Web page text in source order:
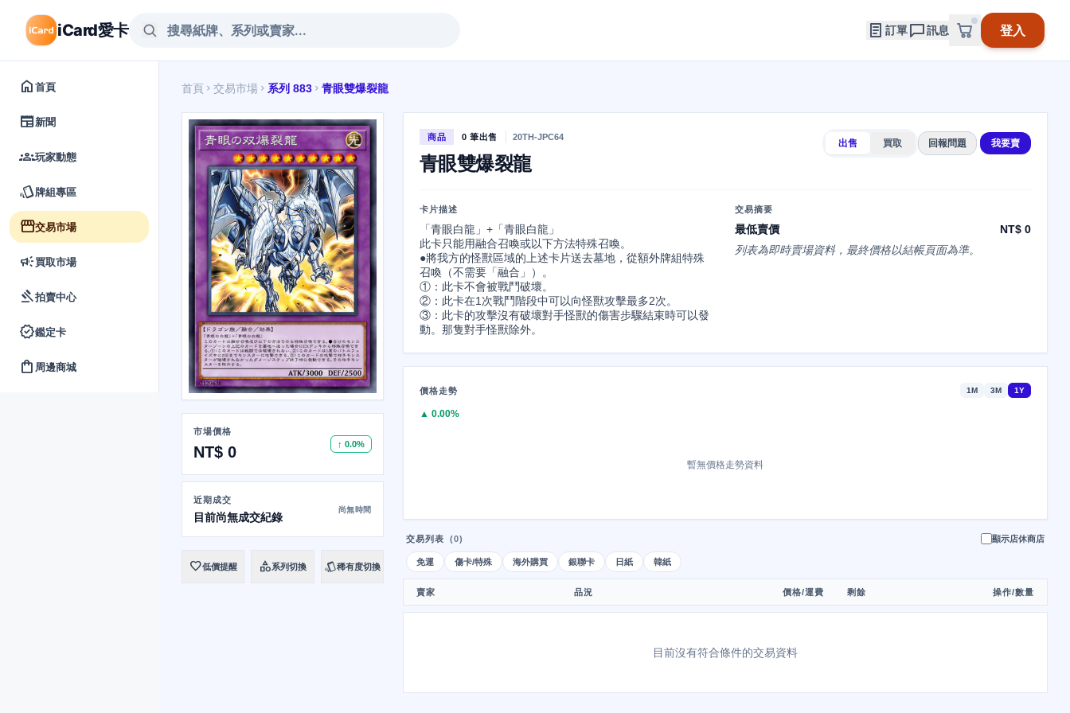
iCard愛卡 訂單 訊息 登入
home首頁
newspaper新聞
groups玩家動態
style牌組專區
storefront交易市場
campaign買取市場
gavel拍賣中心
verified鑑定卡
shopping_bag 周邊商城
首頁 chevron_right 交易市場 chevron_right 系列 883 chevron_right 青眼雙爆裂龍
市場價格
NT$ 0 ↑ 0.0%
近期成交
目前尚無成交紀錄
尚無時間
favorite低價提醒 category系列切換 style稀有度切換
商品 0 筆出售 20TH-JPC64
青眼雙爆裂龍
出售 買取 回報問題 我要賣
卡片描述
「青眼白龍」+「青眼白龍」
此卡只能用融合召喚或以下方法特殊召喚。
●將我方的怪獸區域的上述卡片送去墓地，從額外牌組特殊
召喚（不需要「融合」）。
①：此卡不會被戰鬥破壞。
②：此卡在1次戰鬥階段中可以向怪獸攻擊最多2次。
③：此卡的攻擊沒有破壞對手怪獸的傷害步驟結束時可以發
動。那隻對手怪獸除外。
交易摘要
最低賣價
NT$ 0
列表為即時賣場資料，最終價格以結帳頁面為準。
價格走勢 1M 3M 1Y
▲ 0.00%
暫無價格走勢資料
交易列表 (0) 顯示店休商店
免運 傷卡/特殊 海外購買 銀聯卡 日紙 韓紙
賣家 品況 價格/運費 剩餘 操作/數量
目前沒有符合條件的交易資料